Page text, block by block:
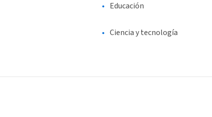
Educación
Ciencia y tecnología